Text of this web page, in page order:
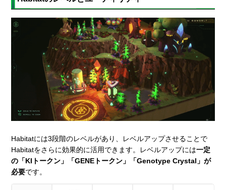
Habitatには3段階のレベルがあり、レベルアップさせることで
Habitatをさらに効果的に活用できます。レベルアップには一定
の「KIトークン」「GENEトークン」「Genotype Crystal」が
必要です。